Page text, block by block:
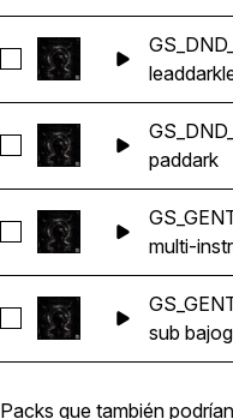
Seleccionar
leaddark
Seleccionar
paddark
Seleccionar
multi-
Seleccionar
sub bajo
Packs que también